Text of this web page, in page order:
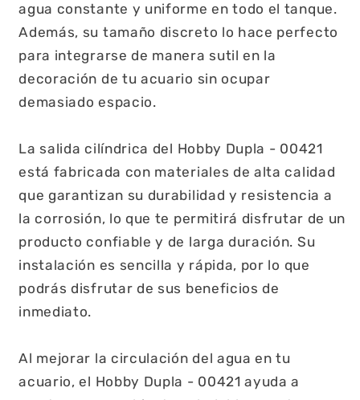
agua constante y uniforme en todo el tanque.
Además, su tamaño discreto lo hace perfecto
para integrarse de manera sutil en la
decoración de tu acuario sin ocupar
demasiado espacio.
La salida cilíndrica del Hobby Dupla - 00421
está fabricada con materiales de alta calidad
que garantizan su durabilidad y resistencia a
la corrosión, lo que te permitirá disfrutar de un
producto confiable y de larga duración. Su
instalación es sencilla y rápida, por lo que
podrás disfrutar de sus beneficios de
inmediato.
Al mejorar la circulación del agua en tu
acuario, el Hobby Dupla - 00421 ayuda a